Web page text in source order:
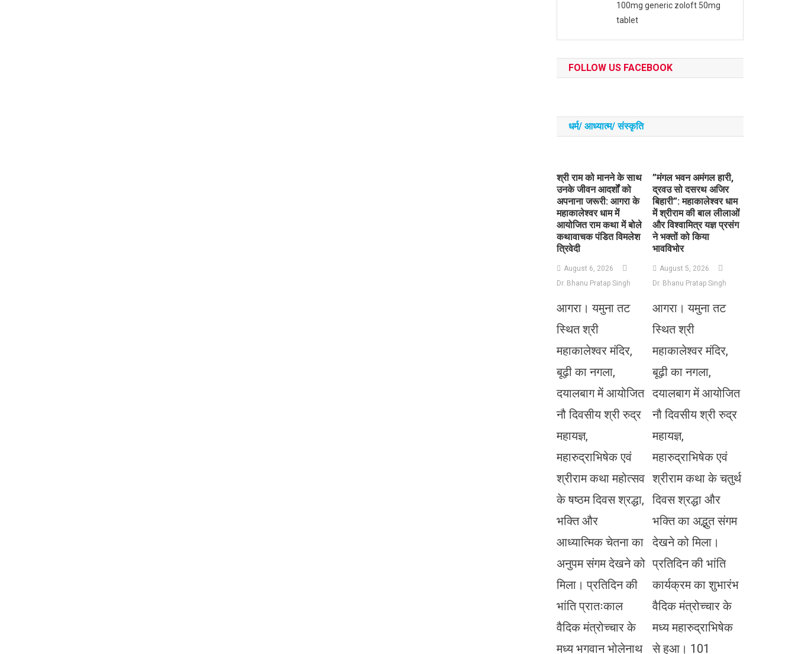
100mg generic zoloft 50mg
tablet
FOLLOW US FACEBOOK
धर्म/ आध्‍यात्‍म/ संस्‍कृति
​श्री राम को मानने के साथ
उनके जीवन आदर्शों को
अपनाना जरूरी: आगरा के
महाकालेश्वर धाम में
आयोजित राम कथा में बोले
कथावाचक पंडित विमलेश
त्रिवेदी
August 6, 2026
Dr. Bhanu Pratap Singh
आगरा। यमुना तट
स्थित श्री
महाकालेश्वर मंदिर,
बूढ़ी का नगला,
दयालबाग में आयोजित
नौ दिवसीय श्री रुद्र
महायज्ञ,
महारुद्राभिषेक एवं
श्रीराम कथा महोत्सव
के षष्ठम दिवस श्रद्धा,
भक्ति और
आध्यात्मिक चेतना का
अनुपम संगम देखने को
मिला। प्रतिदिन की
भांति प्रातःकाल
वैदिक मंत्रोच्चार के
मध्य भगवान भोलेनाथ
​”मंगल भवन अमंगल हारी,
द्रवउ सो दसरथ अजिर
बिहारी”: महाकालेश्वर धाम
में श्रीराम की बाल लीलाओं
और विश्वामित्र यज्ञ प्रसंग
ने भक्तों को किया
भावविभोर
August 5, 2026
Dr. Bhanu Pratap Singh
आगरा। यमुना तट
स्थित श्री
महाकालेश्वर मंदिर,
बूढ़ी का नगला,
दयालबाग में आयोजित
नौ दिवसीय श्री रुद्र
महायज्ञ,
महारुद्राभिषेक एवं
श्रीराम कथा के चतुर्थ
दिवस श्रद्धा और
भक्ति का अद्भुत संगम
देखने को मिला।
प्रतिदिन की भांति
कार्यक्रम का शुभारंभ
वैदिक मंत्रोच्चार के
मध्य महारुद्राभिषेक
से हुआ। 101